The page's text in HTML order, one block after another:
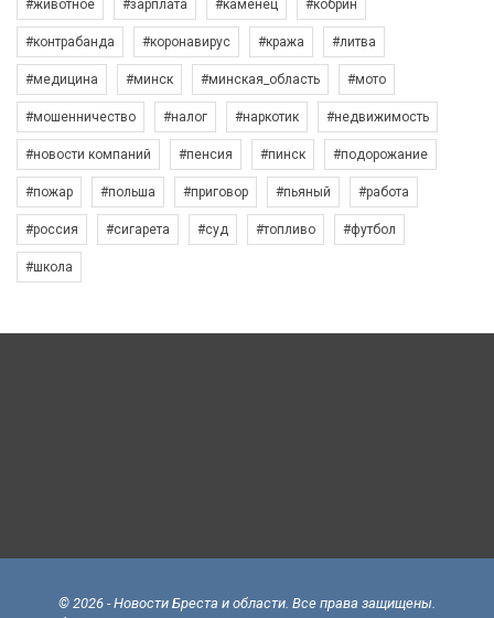
#животное #зарплата #каменец #кобрин
#контрабанда #коронавирус #кража #литва
#медицина #минск #минская_область #мото
#мошенничество #налог #наркотик #недвижимость
#новости компаний #пенсия #пинск #подорожание
#пожар #польша #приговор #пьяный #работа
#россия #сигарета #суд #топливо #футбол
#школа
© 2026 - Новости Бреста и области. Все права защищены.